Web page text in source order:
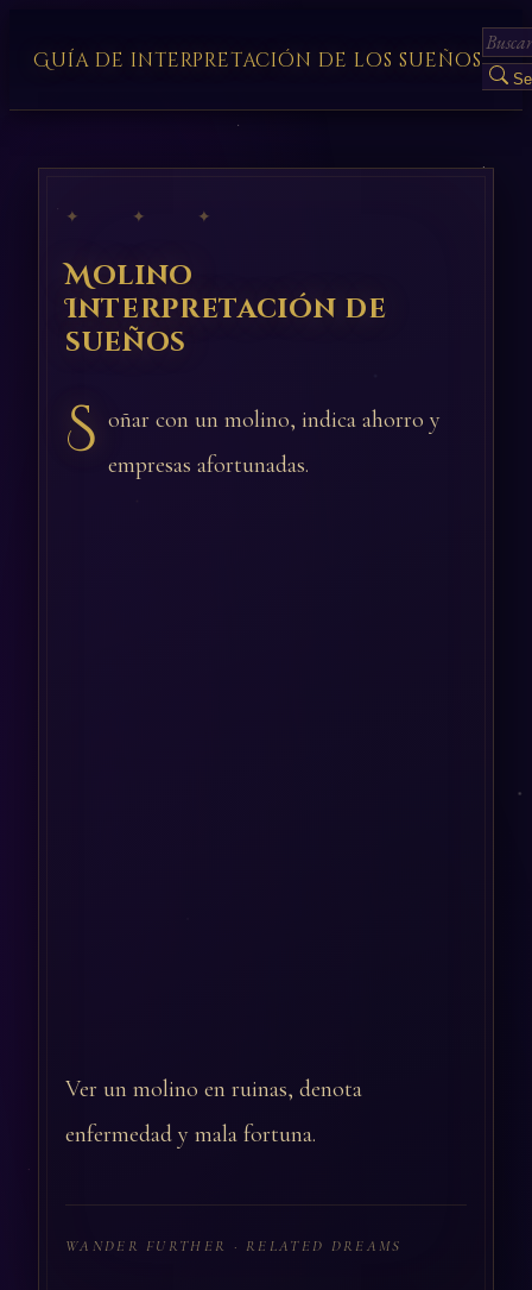
Guía de interpretación de los sueños
✦ ✦ ✦
Molino
Interpretación de
sueños
S oñar con un molino, indica ahorro y
empresas afortunadas.
Ver un molino en ruinas, denota
enfermedad y mala fortuna.
WANDER FURTHER · RELATED DREAMS